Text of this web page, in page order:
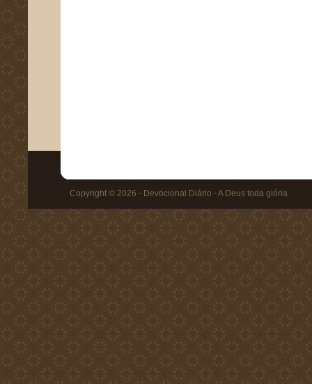
Copyright © 2026 - Devocional Diário - A Deus toda glória